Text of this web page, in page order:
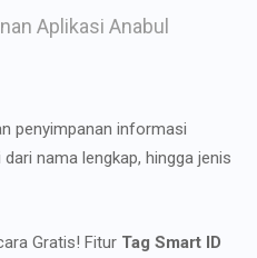
Aplikasi Anabul
penyimpanan informasi
nama lengkap, hingga jenis
Gratis! Fitur Tag Smart ID